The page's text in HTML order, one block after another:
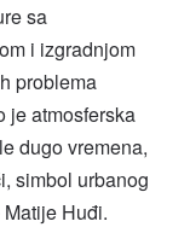
sa
i izgradnjom
problema
je atmosferska
dugo vremena,
simbol urbanog
Huđi.